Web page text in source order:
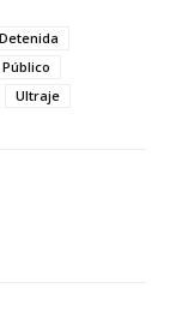
Detenida
Ultraje